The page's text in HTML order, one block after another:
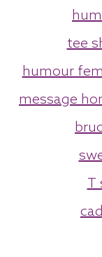
tee
humour
message
T